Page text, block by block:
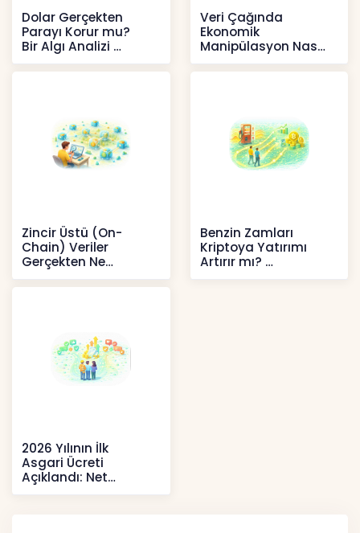
Dolar Gerçekten
Parayı Korur mu?
Bir Algı Analizi
İçerikler
Veri Çağında
Ekonomik
Manipülasyon Nasıl
Şekil Değiştirdi?
İçerikler
Zincir Üstü (On-
Chain) Veriler
Gerçekten Ne
Anlatır?
Kripto
Benzin Zamları
Kriptoya Yatırımı
Artırır mı?
Kripto
2026 Yılının İlk
Asgari Ücreti
Açıklandı: Net
52.738 TL, Ek Destek